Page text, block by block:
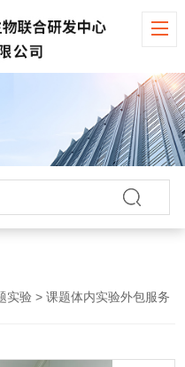
实验 > 课题体内实验外包服务